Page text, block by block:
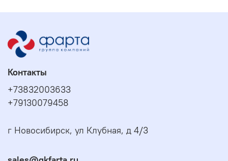
Контакты
+73832003633
+79130079458
г Новосибирск, ул Клубная, д 4/3